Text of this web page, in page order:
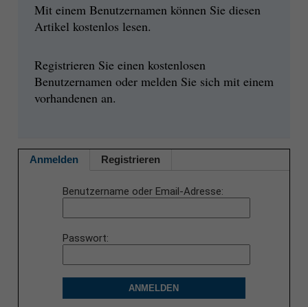
Mit einem Benutzernamen können Sie diesen
Artikel kostenlos lesen.
Registrieren Sie einen kostenlosen
Benutzernamen oder melden Sie sich mit einem
vorhandenen an.
Anmelden Registrieren
Benutzername oder Email-Adresse
Passwort
ANMELDEN